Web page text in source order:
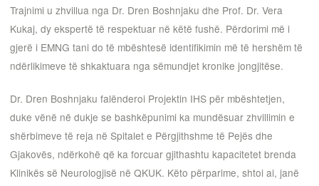
Trajnimi u zhvillua nga Dr. Dren Boshnjaku dhe Prof. Dr. Vera
Kukaj, dy ekspertë të respektuar në këtë fushë. Përdorimi më i
gjerë i EMNG tani do të mbështesë identifikimin më të hershëm të
ndërlikimeve të shkaktuara nga sëmundjet kronike jongjitëse.
Dr. Dren Boshnjaku falënderoi Projektin IHS për mbështetjen,
duke vënë në dukje se bashkëpunimi ka mundësuar zhvillimin e
shërbimeve të reja në Spitalet e Përgjithshme të Pejës dhe
Gjakovës, ndërkohë që ka forcuar gjithashtu kapacitetet brenda
Klinikës së Neurologjisë në QKUK. Këto përparime, shtoi ai, janë